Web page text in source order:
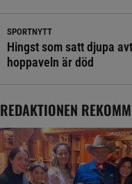
SPORTNYTT
Hingst som satt djupa
hoppaveln är död
REDAKTIONEN